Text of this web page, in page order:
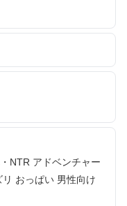
NTR アドベンチャー
おっぱい 男性向け